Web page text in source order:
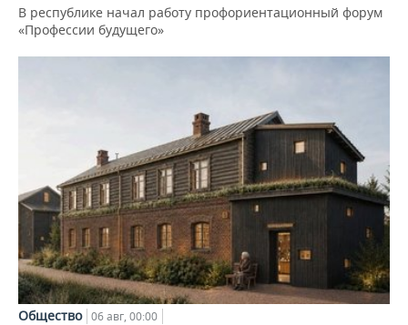
В республике начал работу профориентационный форум
«Профессии будущего»
Общество 06 авг, 00:00